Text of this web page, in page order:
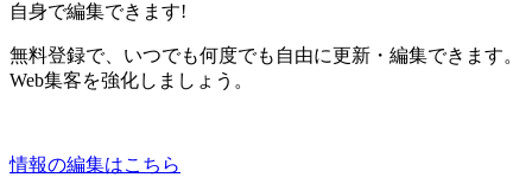
自身で編集できます!
無料登録で、いつでも何度でも自由に更新・編集できます。
Web集客を強化しましょう。
情報の編集はこちら